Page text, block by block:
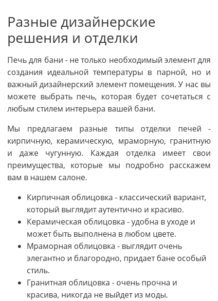
Разные дизайнерские
решения и отделки
Печь для бани - не только необходимый элемент для
создания идеальной температуры в парной, но и
важный дизайнерский элемент помещения. У нас вы
можете выбрать печь, которая будет сочетаться с
любым стилем интерьера вашей бани.
Мы предлагаем разные типы отделки печей -
кирпичную, керамическую, мраморную, гранитную
и даже чугунную. Каждая отделка имеет свои
преимущества, которые мы подробно расскажем
вам в нашем салоне.
Кирпичная облицовка - классический вариант,
который выглядит аутентично и красиво.
Керамическая облицовка - удобна в уходе и
может быть выполнена в любом цвете.
Мраморная облицовка - выглядит очень
элегантно и благородно, придает бане особый
стиль.
Гранитная облицовка - очень прочна и
красива, никогда не выйдет из моды.